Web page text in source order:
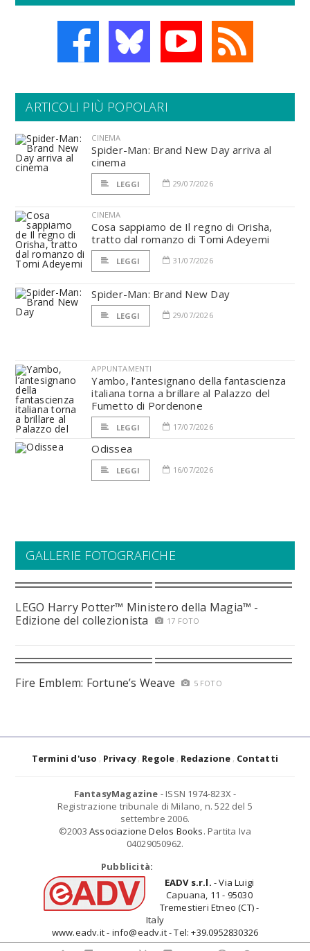
ARTICOLI PIÙ POPOLARI
CINEMA
Spider-Man: Brand New Day arriva al
cinema
LEGGI 29/07/2026
CINEMA
Cosa sappiamo de Il regno di Orisha,
tratto dal romanzo di Tomi Adeyemi
LEGGI 31/07/2026
Spider-Man: Brand New Day
LEGGI 29/07/2026
APPUNTAMENTI
Yambo, l’antesignano della fantascienza
italiana torna a brillare al Palazzo del
Fumetto di Pordenone
LEGGI 17/07/2026
Odissea
LEGGI 16/07/2026
GALLERIE FOTOGRAFICHE
LEGO Harry Potter™ Ministero della Magia™ -
Edizione del collezionista
17 FOTO
Fire Emblem: Fortune’s Weave 5 FOTO
Termini d'uso Privacy Regole Redazione Contatti
FantasyMagazine - ISSN 1974-823X -
Registrazione tribunale di Milano, n. 522 del 5
settembre 2006.
©2003 Associazione Delos Books. Partita Iva
04029050962.
Pubblicità:
EADV s.r.l. - Via Luigi
Capuana, 11 - 95030
Tremestieri Etneo (CT) -
Italy
www.eadv.it - info@eadv.it - Tel: +39.0952830326